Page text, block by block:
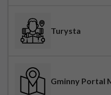
Turysta
Gminny Portal